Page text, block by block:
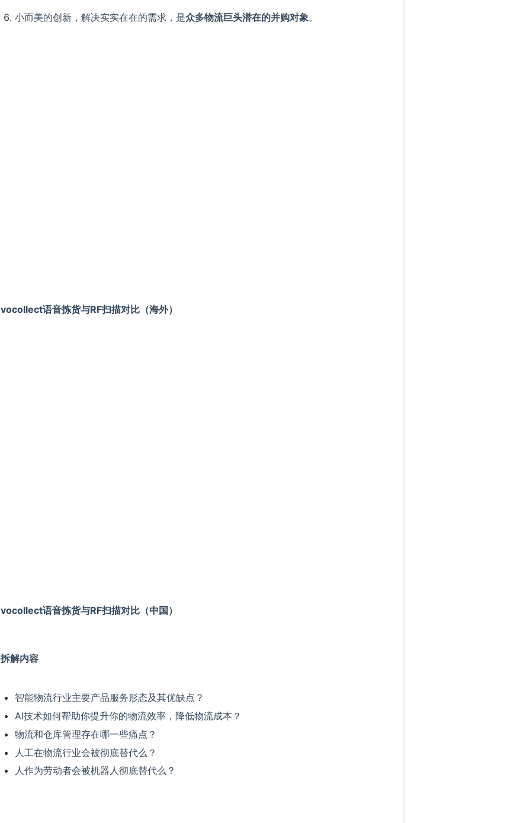
小而美的创新，解决实实在在的需求，是众多物流巨头潜在的并购对象。
vocollect语音拣货与RF扫描对比（海外）
vocollect语音拣货与RF扫描对比（中国）
拆解内容
智能物流行业主要产品服务形态及其优缺点？
AI技术如何帮助你提升你的物流效率，降低物流成本？
物流和仓库管理存在哪一些痛点？
人工在物流行业会被彻底替代么？
人作为劳动者会被机器人彻底替代么？